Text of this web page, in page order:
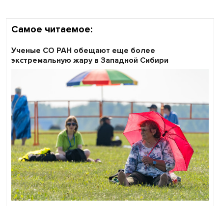
Самое читаемое:
Ученые СО РАН обещают еще более
экстремальную жару в Западной Сибири